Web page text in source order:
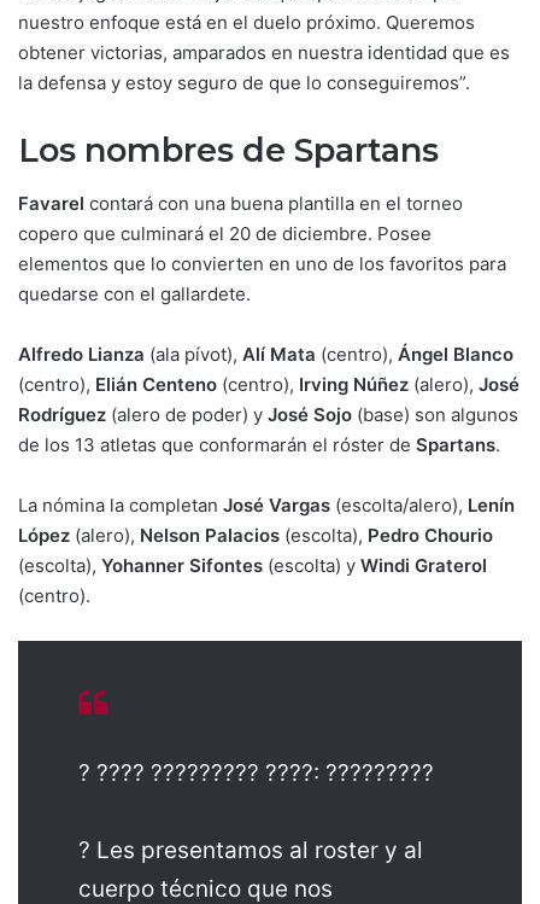
nuestro enfoque está en el duelo próximo. Queremos
obtener victorias, amparados en nuestra identidad que es
la defensa y estoy seguro de que lo conseguiremos”.
Los nombres de Spartans
Favarel contará con una buena plantilla en el torneo
copero que culminará el 20 de diciembre. Posee
elementos que lo convierten en uno de los favoritos para
quedarse con el gallardete.
Alfredo Lianza (ala pívot), Alí Mata (centro), Ángel Blanco
(centro), Elián Centeno (centro), Irving Núñez (alero), José
Rodríguez (alero de poder) y José Sojo (base) son algunos
de los 13 atletas que conformarán el róster de Spartans.
La nómina la completan José Vargas (escolta/alero), Lenín
López (alero), Nelson Palacios (escolta), Pedro Chourio
(escolta), Yohanner Sifontes (escolta) y Windi Graterol
(centro).
?️ ???? ????????? ????: ?????????
? Les presentamos al roster y al
cuerpo técnico que nos